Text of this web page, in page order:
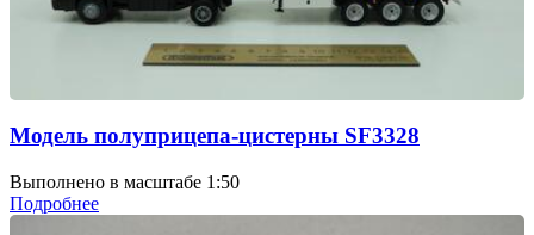
Модель полуприцепа-цистерны SF3328
Выполнено в масштабе 1:50
Подробнее